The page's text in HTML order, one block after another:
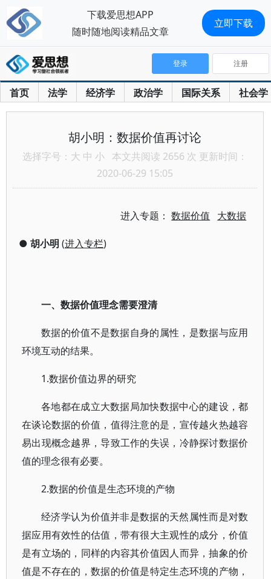
首页 法学 经济学 政治学 国际关系 社会学
登录 注册
胡小明：数据价值再讨论
选择字号： 大 中 小 本文共阅读 2656 次 更新时间：
2020-06-29 15:05
进入专题：数据价值 大数据
● 胡小明 (进入专栏)
一、数据价值理念需要澄清
数据的价值不是数据自身的属性，是数据与应用
环境互动的结果。
1.数据价值边界的研究
各地都在成立大数据局加快数据中心的建设，都
在谈论数据的价值，值得注意的是，宣传越火热越容
易出现概念越界，导致工作的失误，冷静探讨数据价
值的理念很有必要。
2.数据的价值是生态环境的产物
经济学认为价值并非是数据的天然属性而是对数
据应用有效性的估值，带有很大主观性的成分，价值
是有立场的，同样的内容其价值因人而异，抽象的价
值是不存在的，数据的价值是特定生态环境的产物，
下载爱思想APP
随时随地阅读精品文章
立即下载